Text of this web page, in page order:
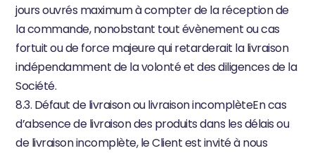
jours ouvrés maximum à compter de la réception de
la commande, nonobstant tout évènement ou cas
fortuit ou de force majeure qui retarderait la livraison
indépendamment de la volonté et des diligences de la
Société.
8.3. Défaut de livraison ou livraison incomplèteEn cas
d’absence de livraison des produits dans les délais ou
de livraison incomplète, le Client est invité à nous